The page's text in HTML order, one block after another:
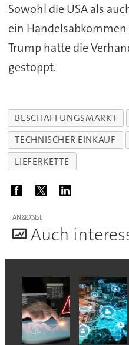
Sowohl die USA als
ein
Trump hatte die
gestoppt.
BESCHAFFUNGSMARKT
TECHNISCHER EINKAUF
LIEFERKETTE
ANZEIGE
Auch